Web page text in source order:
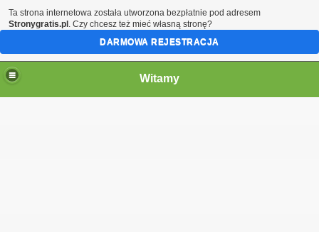
Witamy
Ta strona internetowa została utworzona bezpłatnie pod adresem
Stronygratis.pl . Czy chcesz też mieć własną stronę?
DARMOWA REJESTRACJA